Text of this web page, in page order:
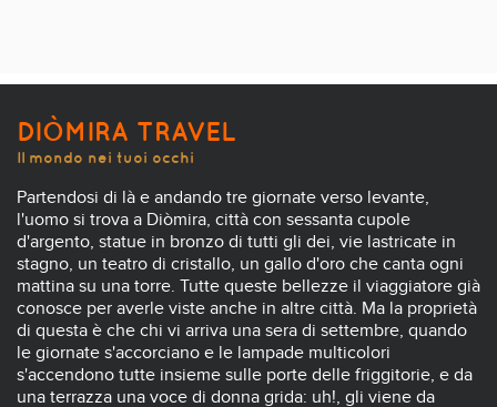
DIÒMIRA TRAVEL
Il mondo nei tuoi occhi
Partendosi di là e andando tre giornate verso levante,
l'uomo si trova a Diòmira, città con sessanta cupole
d'argento, statue in bronzo di tutti gli dei, vie lastricate in
stagno, un teatro di cristallo, un gallo d'oro che canta ogni
mattina su una torre. Tutte queste bellezze il viaggiatore già
conosce per averle viste anche in altre città. Ma la proprietà
di questa è che chi vi arriva una sera di settembre, quando
le giornate s'accorciano e le lampade multicolori
s'accendono tutte insieme sulle porte delle friggitorie, e da
una terrazza una voce di donna grida: uh!, gli viene da